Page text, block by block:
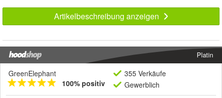
Artikelbeschreibung anzeigen
Platin
GreenElephant
100% positiv
355 Verkäufe
Gewerblich